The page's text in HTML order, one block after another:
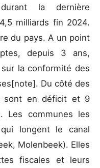
la dernière
milliards fin 2024.
du pays. A un point
depuis 3 ans,
la conformité des
Du côté des
sont en déficit et 9
Les communes les
longent le canal
Molenbeek). Elles
fiscales et leurs